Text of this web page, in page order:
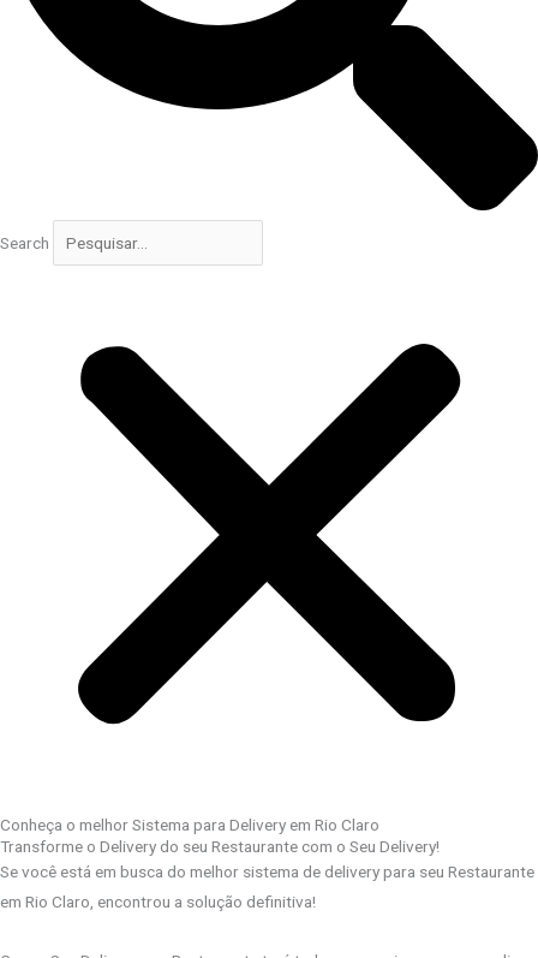
Search
Conheça o melhor Sistema para Delivery em Rio Claro
Transforme o Delivery do seu Restaurante com o Seu Delivery!
Se você está em busca do melhor sistema de delivery para seu Restaurante
em Rio Claro, encontrou a solução definitiva!